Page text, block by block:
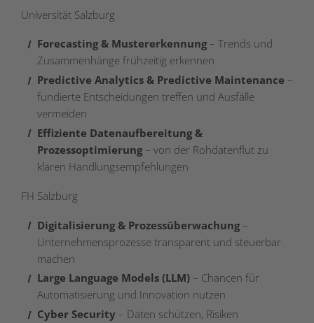
Universität Salzburg
Forecasting & Mustererkennung– Trends und
Zusammenhänge frühzeitig erkennen
Predictive Analytics & Predictive Maintenance –
fundierte Entscheidungen treffen und Ausfälle
vermeiden
Effiziente Datenaufbereitung &
Prozessoptimierung– von der Rohdatenflut zu
klaren Handlungsempfehlungen
FH Salzburg
Digitalisierung & Prozessüberwachung–
Unternehmensprozesse transparent und steuerbar
machen
Large Language Models (LLM)– Chancen für
Automatisierung und Innovation nutzen
Cyber Security– Daten schützen, Risiken